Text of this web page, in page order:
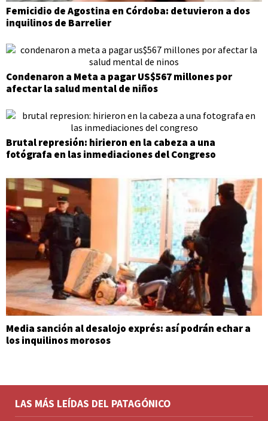
Femicidio de Agostina en Córdoba: detuvieron a dos
inquilinos de Barrelier
Condenaron a Meta a pagar US$567 millones por
afectar la salud mental de niños
Brutal represión: hirieron en la cabeza a una
fotógrafa en las inmediaciones del Congreso
Media sanción al desalojo exprés: así podrán echar a
los inquilinos morosos
LAS MÁS LEÍDAS DEL PATAGÓNICO